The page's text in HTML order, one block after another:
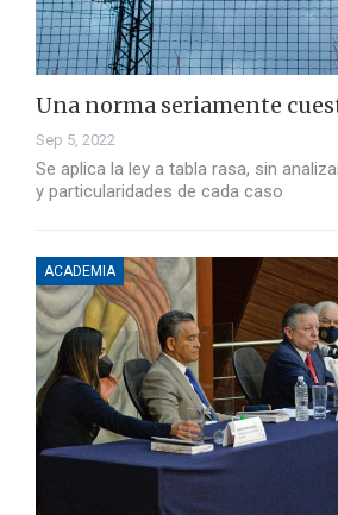
Una norma seriamente
Sep 5, 2022
Se aplica la ley a tabla rasa, sin
y particularidades de cada caso
ACADEMIA